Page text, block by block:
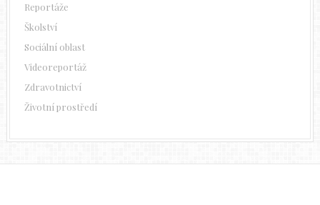
Reportáže
Školství
Sociální oblast
Videoreportáž
Zdravotnictví
Životní prostředí